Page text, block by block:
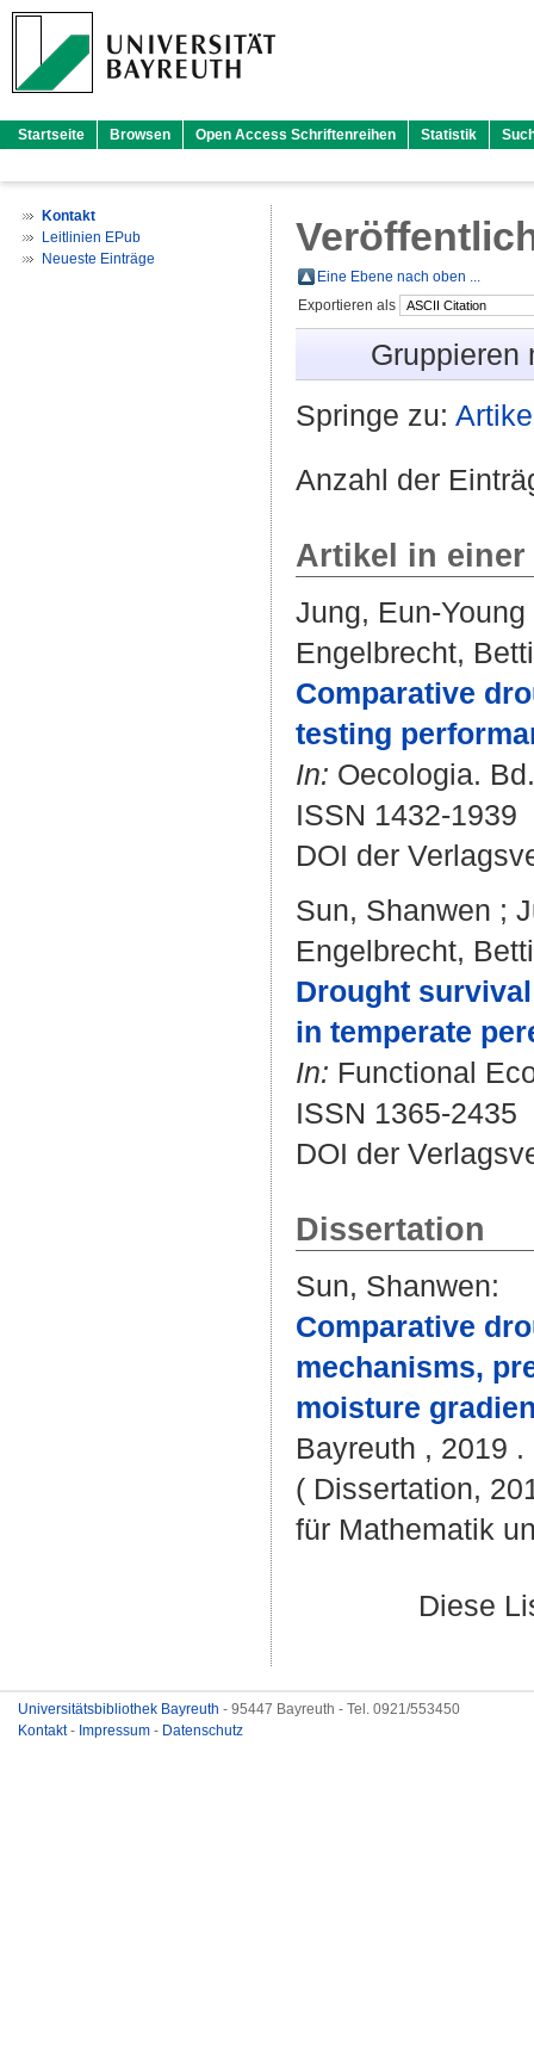
Startseite Browsen Open Access Schriftenreihen Statistik
Kontakt
Leitlinien EPub
Neueste Einträge
Eine Ebene nach oben ...
Exportieren als
Gruppieren
Springe zu:
Anzahl der
Artikel in
Jung, Eun-Young
Engelbrecht,
Comparative
testing
In: Oecologia.
ISSN 1432-1939
DOI der
Sun, Shanwen ;
Engelbrecht,
Drought
in temperate
In: Functional
ISSN 1365-2435
DOI der
Dissertation
Sun, Shanwen:
Comparative
mechanisms,
moisture
Bayreuth , 2019
( Dissertation,
für Mathematik
Diese
Universitätsbibliothek Bayreuth - 95447 Bayreuth - Tel. 0921/553450
Kontakt- Impressum - Datenschutz